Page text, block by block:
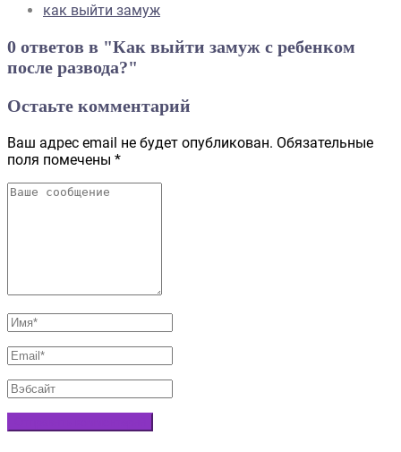
как выйти замуж
0 ответов в "Как выйти замуж с ребенком
после развода?"
Остаьте комментарий
Ваш адрес email не будет опубликован. Обязательные
поля помечены *